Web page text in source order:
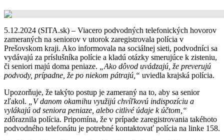
5.12.2024 (SITA.sk) – Viacero podvodných telefonických hovorov
zameraných na seniorov v utorok zaregistrovala polícia v
Prešovskom kraji. Ako informovala na sociálnej sieti, podvodníci sa
vydávajú za príslušníka polície a kladú otázky smerujúce k zisteniu,
či seniori majú doma peniaze.
„Ako dôvod uvádzajú, že preverujú
podvody, prípadne, že po niekom pátrajú,“ uviedla krajská polícia.
Upozorňuje, že takýto postup je zameraný na to, aby sa senior
zľakol. „V danom okamihu využijú chvíľkovú indispozíciu a
vylákajú od seniora peniaze, alebo citlivé údaje k účtom,“
zdôraznila polícia. Pripomína, že v prípade zaregistrovania takéhoto
podvodného telefonátu je potrebné kontaktovať polícia na linke 158.